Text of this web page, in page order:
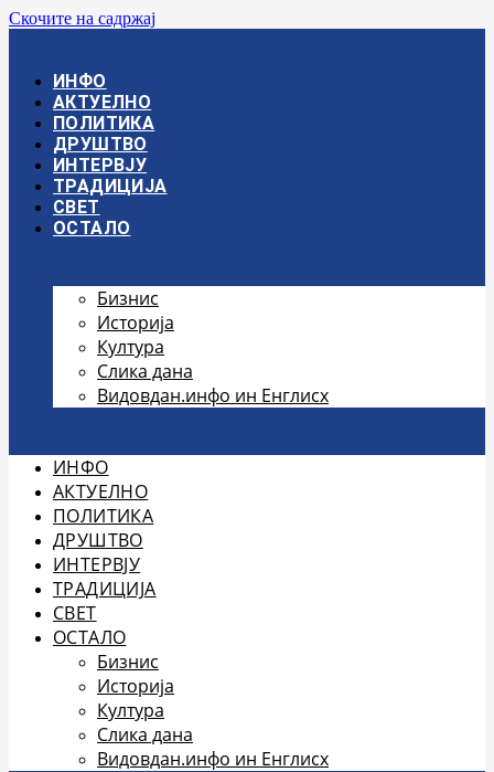
Скочите на садржај
ИНФО
АКТУЕЛНО
ПОЛИТИКА
ДРУШТВО
ИНТЕРВЈУ
ТРАДИЦИЈА
СВЕТ
ОСТАЛО
Бизнис
Историја
Култура
Слика дана
Видовдан.инфо ин Енглисх
ИНФО
АКТУЕЛНО
ПОЛИТИКА
ДРУШТВО
ИНТЕРВЈУ
ТРАДИЦИЈА
СВЕТ
ОСТАЛО
Бизнис
Историја
Култура
Слика дана
Видовдан.инфо ин Енглисх